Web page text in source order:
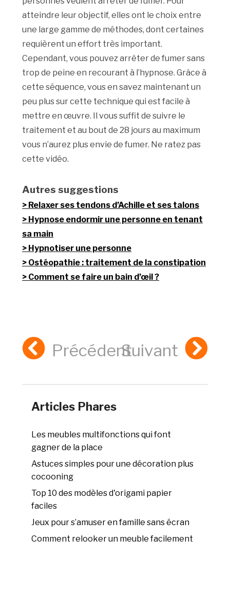
atteindre leur objectif, elles ont le choix entre
une large gamme de méthodes, dont certaines
requièrent un effort très important.
Cependant, vous pouvez arrêter de fumer sans
trop de peine en recourant à l’hypnose. Grâce à
cette séquence, vous en savez maintenant un
peu plus sur cette technique qui est facile à
mettre en œuvre. Il vous suffit de suivre le
traitement et au bout de 28 jours au maximum
vous n’aurez plus envie de fumer. Ne ratez pas
cette vidéo.
Autres suggestions
Relaxer ses tendons d’Achille et ses talons
Hypnose endormir une personne en tenant
sa main
Hypnotiser une personne
Ostéopathie : traitement de la constipation
Comment se faire un bain d’œil ?
PrécédentSuivant
Articles Phares
Les meubles multifonctions qui font
gagner de la place
Astuces simples pour une décoration plus
cocooning
Top 10 des modèles d'origami papier
faciles
Jeux pour s’amuser en famille sans écran
Comment relooker un meuble facilement